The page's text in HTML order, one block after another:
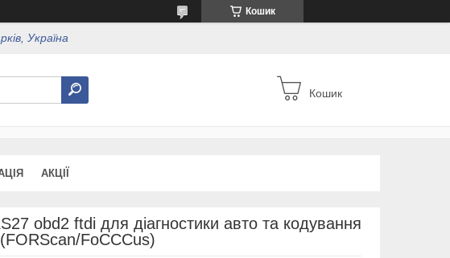
Кошик
Україна
Кошик
АКЦІЇ
obd2 ftdi для діагностики авто та кодування
FoCCCus)